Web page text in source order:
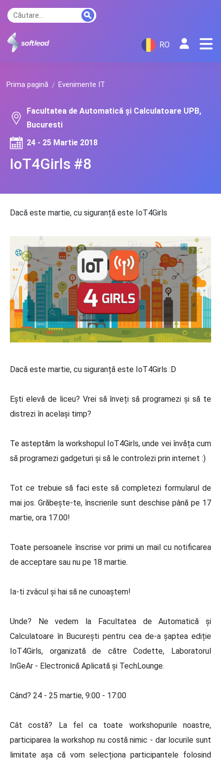
RO
Prima pagină Evenimente IT
IoT4Girls #8
Facultatea de Automatică și Calculatoare UPB,
Bucuresti
24 - 25 Martie 2018
Dacă este martie, cu siguranță este IoT4Girls
Dacă este martie, cu siguranță este IoT4Girls :D
Ești elevă de liceu? Vrei să înveți să programezi și să te
distrezi în același timp?
Te asteptăm la workshopul IoT4Girls, unde vei învăța cum
să programezi gadgeturi și să le controlezi prin internet :)
Tot ce trebuie să faci este să completezi formularul de
mai jos. Grăbește-te, înscrierile sunt deschise până pe 17
martie, ora 17.00!
Toate persoanele înscrise vor primi un mail cu notificarea
de acceptare sau nu pe 18 martie.
Ia-ti zvâcul și hai să ne cunoaștem!
Unde? Ne vedem la Facultatea de Automatică și
Calculatoare în București pentru cea de-a șaptea ediție
IoT4Girls, organizată de către Codette, Laboratorul
InGeAr - Electronică Aplicată și TechLounge.
Când? 24 - 25 martie, 9:00 - 17:00
Cât costă? La fel ca toate workshopurile noastre,
participarea la workshop nu costă nimic - dar locurile sunt
limitate așa că vom selecționa participantele folosind